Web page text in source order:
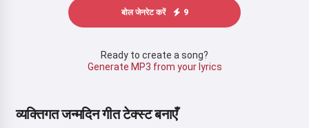
बोल जेनरेट करें 9
Ready to create a song?
Generate MP3 from your lyrics
व्यक्तिगत जन्मदिन गीत टेक्स्ट बनाएँ